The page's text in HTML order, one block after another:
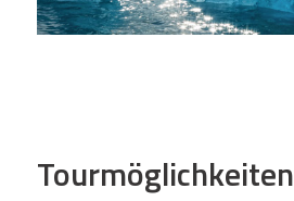
Tourmöglichkeiten